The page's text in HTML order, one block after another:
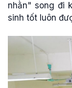
nhằn" song đi
sinh tốt luôn